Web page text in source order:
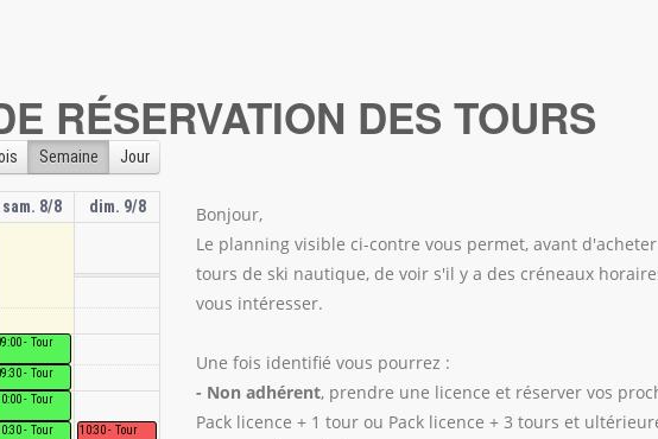
RÉSERVATION DES TOURS
Semaine Jour
sam. 8/8
dim. 9/8
Tour
Tour
Tour
Tour
Tour
Bonjour,
Le planning visible ci-contre vous permet, avant
tours de ski nautique, de voir s'il y a des créneaux
vous intéresser.
Une fois identifié vous pourrez :
- Non adhérent, prendre une licence et réserver vos
Pack licence + 1 tour ou Pack licence + 3 tours et